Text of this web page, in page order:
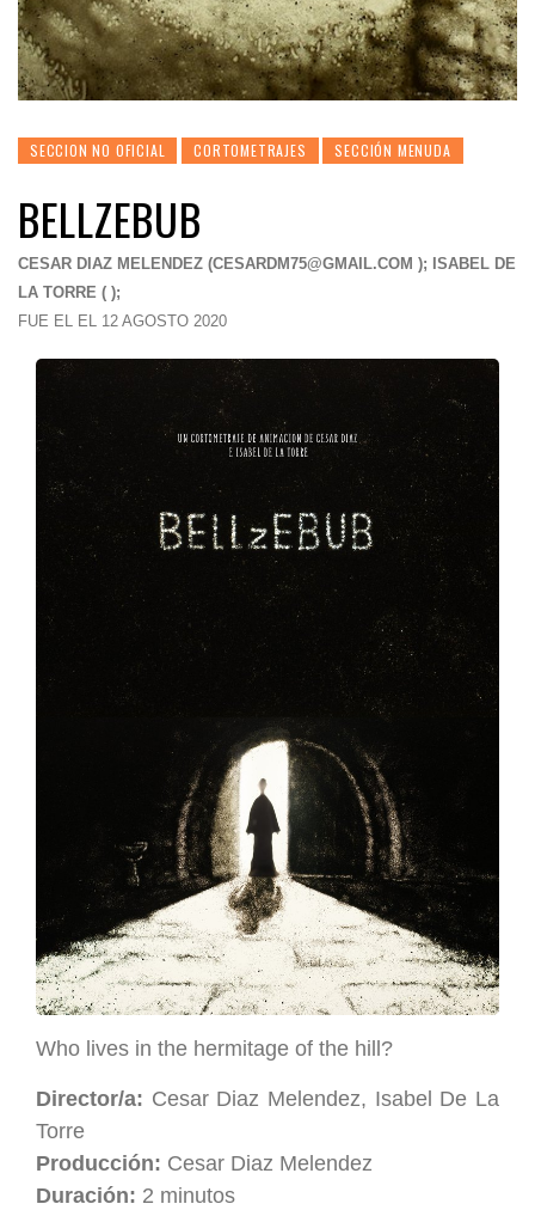
SECCION NO OFICIAL CORTOMETRAJES SECCIÓN MENUDA
BELLZEBUB
CESAR DIAZ MELENDEZ (CESARDM75@GMAIL.COM ); ISABEL DE
LA TORRE ( );
FUE EL EL 12 AGOSTO 2020
Who lives in the hermitage of the hill?
Director/a: Cesar Diaz Melendez, Isabel De La
Torre
Producción: Cesar Diaz Melendez
Duración: 2 minutos